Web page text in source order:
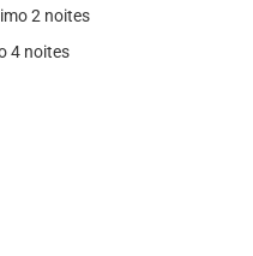
2 noites
4 noites